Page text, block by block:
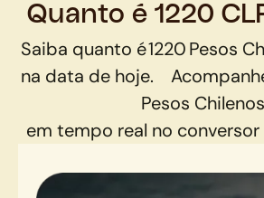
Quanto é 1220
Saiba quanto é1220Pesos
na data de hoje.
Pesos Chilenos
em tempo real no